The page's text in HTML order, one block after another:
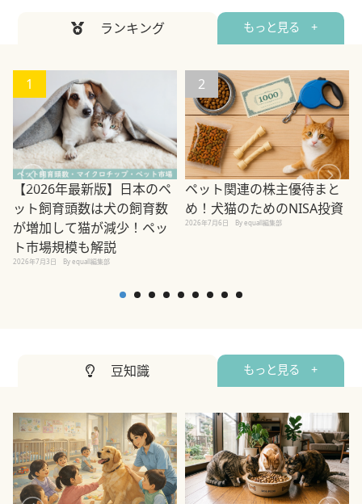
ランキング もっと見る +
1
【2026年最新版】日本のペ
ット飼育頭数は犬の飼育数
が増加して猫が減少！ペッ
ト市場規模も解説
2026年7月3日 By equall編集部
2
ペット関連の株主優待まと
め！犬猫のためのNISA投資
2026年7月6日 By equall編集部
豆知識 もっと見る +